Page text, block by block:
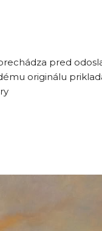
pred
originálu